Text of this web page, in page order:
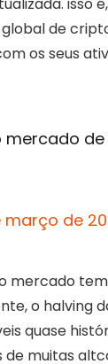
global de
os seus
mercado
março de
mercado
o halving
quase
muitas